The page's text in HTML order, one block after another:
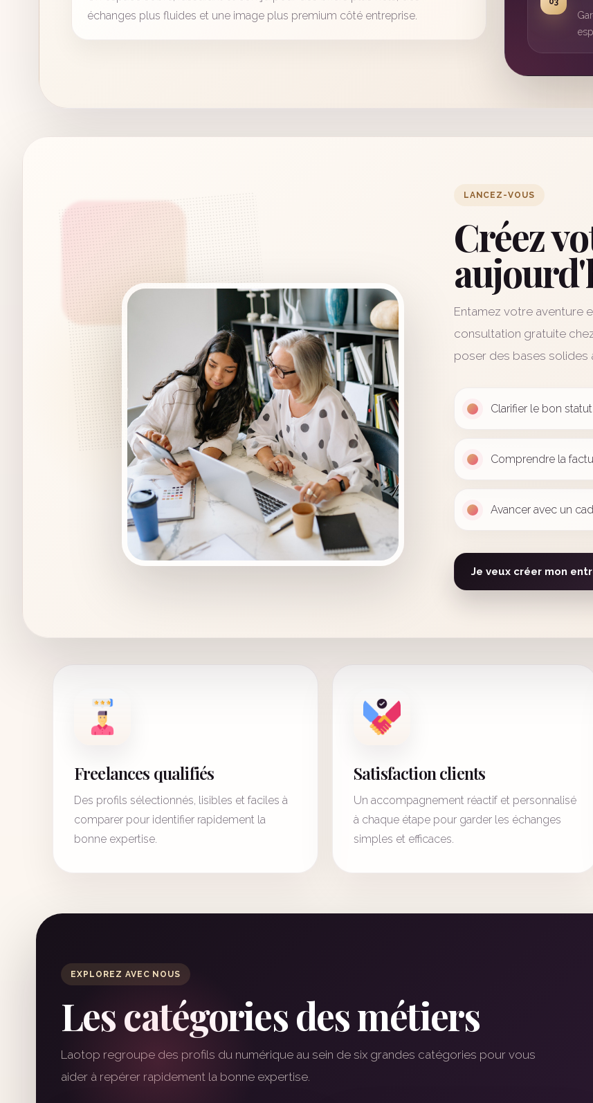
échanges plus fluides et une image plus premium côté entreprise.
LANCEZ-VOUS
Créez
Entamez votre aventure
consultation gratuite
poser des bases solides
Clarifier le bon
Comprendre la
Avancer avec un
Je veux créer mon
Freelances qualifiés
Des profils sélectionnés, lisibles et faciles à
comparer pour identifier rapidement la
bonne expertise.
Satisfaction clients
Un accompagnement réactif et personnalisé
à chaque étape pour garder les échanges
simples et efficaces.
EXPLOREZ AVEC NOUS
Les catégories des métiers
Laotop regroupe des profils du numérique au sein de six grandes catégories pour vous
aider à repérer rapidement la bonne expertise.